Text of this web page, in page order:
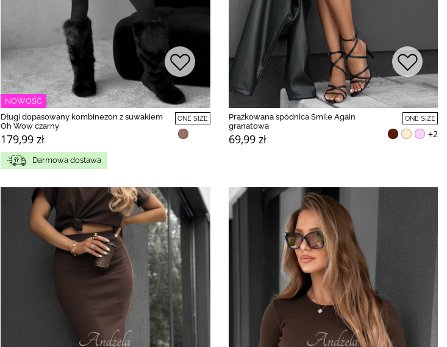
NOWOŚĆ
Długi dopasowany kombinezon z suwakiem
Oh Wow czarny
179,99 zł
ONE SIZE
Darmowa dostawa
Prążkowana spódnica Smile Again
granatowa
69,99 zł
ONE SIZE
+2